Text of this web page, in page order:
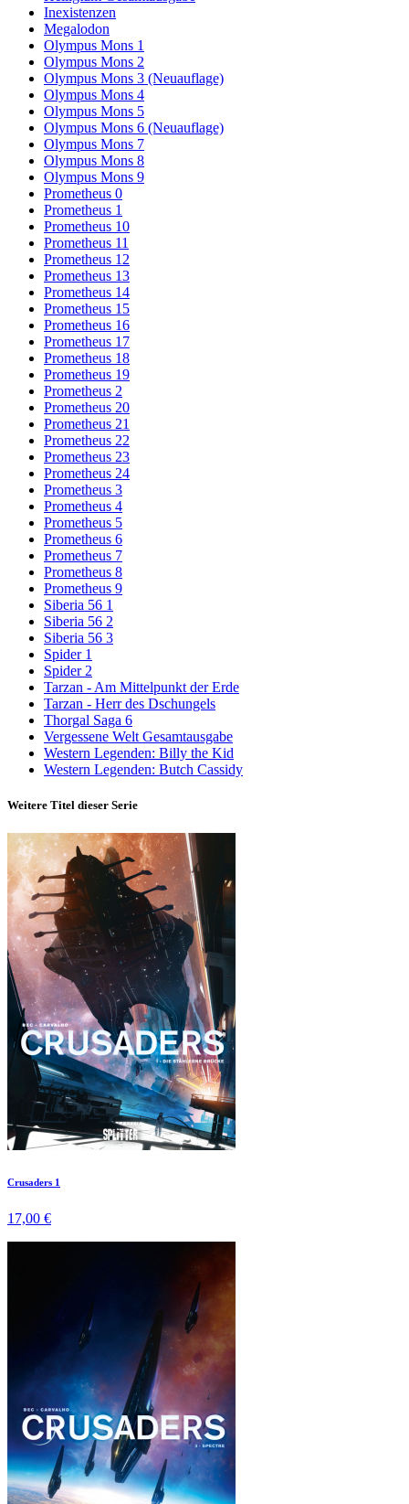
Inexistenzen
Megalodon
Olympus Mons 1
Olympus Mons 2
Olympus Mons 3 (Neuauflage)
Olympus Mons 4
Olympus Mons 5
Olympus Mons 6 (Neuauflage)
Olympus Mons 7
Olympus Mons 8
Olympus Mons 9
Prometheus 0
Prometheus 1
Prometheus 10
Prometheus 11
Prometheus 12
Prometheus 13
Prometheus 14
Prometheus 15
Prometheus 16
Prometheus 17
Prometheus 18
Prometheus 19
Prometheus 2
Prometheus 20
Prometheus 21
Prometheus 22
Prometheus 23
Prometheus 24
Prometheus 3
Prometheus 4
Prometheus 5
Prometheus 6
Prometheus 7
Prometheus 8
Prometheus 9
Siberia 56 1
Siberia 56 2
Siberia 56 3
Spider 1
Spider 2
Tarzan - Am Mittelpunkt der Erde
Tarzan - Herr des Dschungels
Thorgal Saga 6
Vergessene Welt Gesamtausgabe
Western Legenden: Billy the Kid
Western Legenden: Butch Cassidy
Weitere Titel dieser Serie
Crusaders 1
17,00 €